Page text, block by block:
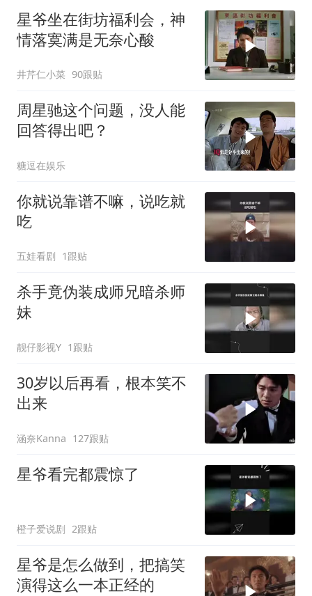
星爷坐在街坊福利会，神
情落寞满是无奈心酸
井芹仁小菜 90跟贴
周星驰这个问题，没人能
回答得出吧？
糖逗在娱乐
你就说靠谱不嘛，说吃就
吃
五娃看剧 1跟贴
杀手竟伪装成师兄暗杀师
妹
靓仔影视Y 1跟贴
30岁以后再看，根本笑不
出来
涵奈Kanna 127跟贴
星爷看完都震惊了
橙子爱说剧 2跟贴
星爷是怎么做到，把搞笑
演得这么一本正经的